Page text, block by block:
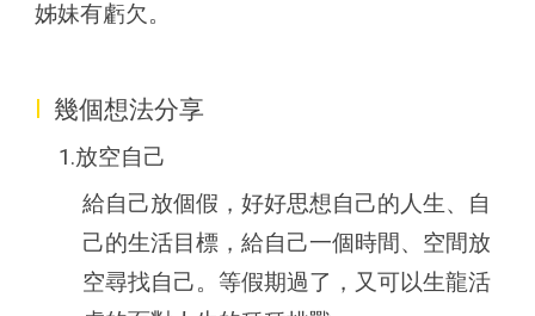
姊妹有虧欠。
I 幾個想法分享
1.放空自己
給自己放個假，好好思想自己的人生、自
己的生活目標，給自己一個時間、空間放
空尋找自己。等假期過了，又可以生龍活